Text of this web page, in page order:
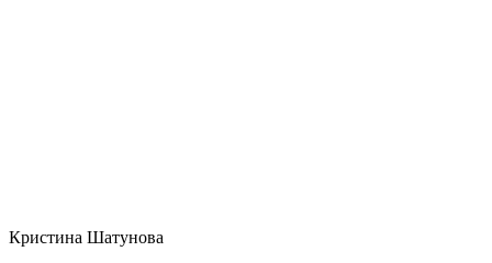
Кристина Шатунова